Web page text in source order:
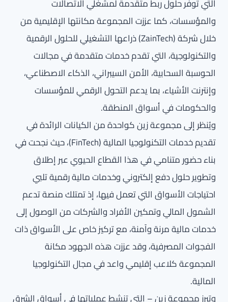
التي توفر حلول ربط متقدمة لمشغلي الاتصالات
والمؤسسات، كما عززت المجموعة مكانتها الإقليمية من
خلال شركة (ZainTech) ذراعها التشغيلي للحلول الرقمية
والتكنولوجية، التي تقدم خدمات متقدمة في مجالات
الحوسبة السحابية، الأمن السيبراني، الذكاء الاصطناعي،
وإنترنت الأشياء، بما يدعم التحول الرقمي للمؤسسات
والحكومات في أسواق المنطقة.
ويُنظر إلى مجموعة زين كواحدة من الكيانات الرائدة في
تقديم خدمات التكنولوجيا المالية (FinTech)، حيث نجحت في
بناء حضور متنامي في هذا القطاع الحيوي عبر إطلاق
وتطوير حلول دفع إلكتروني وخدمات مالية رقمية تلبي
احتياجات الأسواق التي تعمل فيها، إذ تمتلك منصة تدعم
الشمول المالي وتمكين الأفراد والشركات من الوصول إلى
خدمات مالية مرنة وآمنة، مع تركيز خاص على الأسواق ذات
الفجوات المصرفية، وقد عززت هذه الجهود مكانة
المجموعة كلاعب إقليمي واعد في مجال التكنولوجيا
المالية.
وتبرز مجموعة زين – التي تنشط عملياتها في أسواق الشرق